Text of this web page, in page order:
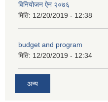
विनियोजन ऐन २०७६
मिति: 12/20/2019 - 12:38
budget and program
मिति: 12/20/2019 - 12:34
अन्य